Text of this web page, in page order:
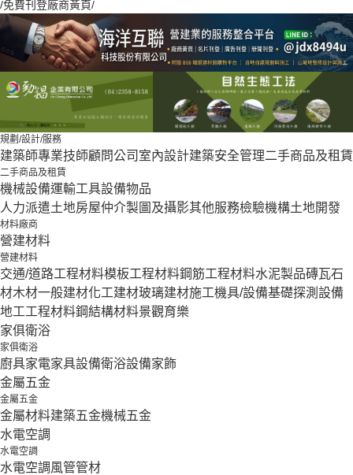
/免費刊登廠商黃頁/
規劃/設計/服務
建築師專業技師顧問公司 室內設計建築安全管理二手商品及租賃
二手商品及租賃
機械設備運輸工具設備物品
人力派遣土地房屋仲介製圖及攝影其他服務檢驗機構土地開發
材料廠商
營建材料
營建材料
交通/道路工程材料模板工程材料鋼筋工程材料水泥製品磚瓦石
材木材一般建材化工建材玻璃建材施工機具/設備基礎探測設備
地工工程材料鋼結構材料景觀育樂
家俱衛浴
家俱衛浴
廚具家電家具設備衛浴設備家飾
金屬五金
金屬五金
金屬材料建築五金機械五金
水電空調
水電空調
水電空調風管管材